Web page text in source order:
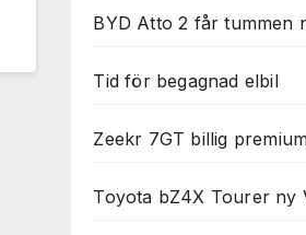
BYD Atto 2 får tummen
Tid för begagnad elbil
Zeekr 7GT billig
Toyota bZ4X Tourer ny